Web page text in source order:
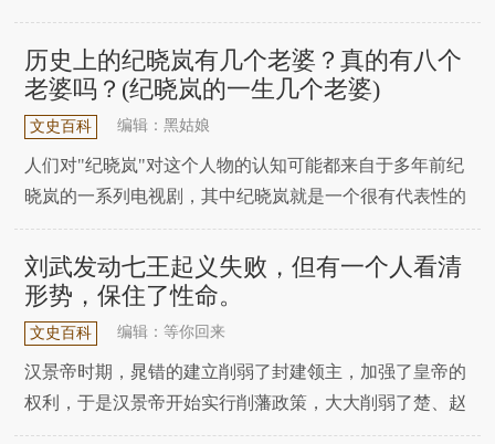
候，已经知道吴家的人会对李家构成威胁。那么在这样一
个特殊的情况下，李世民为什么不选择把那些姓吴的都杀
掉呢？其实这个还是很有道理的。让我们来看看吧！问题
中的吴姓指的是所有吴姓成员，那么为什么要杀害吴姓成
历史上的纪晓岚有几个老婆？真的有八个
老婆吗？(纪晓岚的一生几个老婆)
文史百科 编辑：黑姑娘
人们对"纪晓岚"对这个人物的认知可能都来自于多年前纪
晓岚的一系列电视剧，其中纪晓岚就是一个很有代表性的
形象，刚正不阿，一直在和他的"老搭档"小沈阳彼此相
爱，观众喜欢看的是他们两个天天骂人的故事。但是影视
形象和真实的历史人物还是有很大区别的。也许你会惊讶
地发现真正的纪晓岚是什么样子。电视剧永远都是虚构
刘武发动七王起义失败，但有一个人看清
形势，保住了性命。
文史百科 编辑：等你回来
汉景帝时期，晁错的建立削弱了封建领主，加强了皇帝的
权利，于是汉景帝开始实行削藩政策，大大削弱了楚、赵
等诸侯国的封地。担心日后失去地位，各诸侯国暗中发动